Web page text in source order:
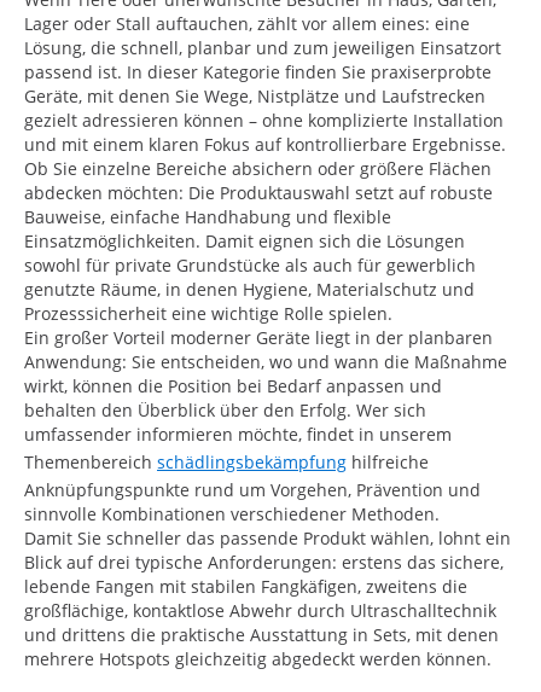
Lager oder Stall auftauchen, zählt vor allem eines: eine
Lösung, die schnell, planbar und zum jeweiligen Einsatzort
passend ist. In dieser Kategorie finden Sie praxiserprobte
Geräte, mit denen Sie Wege, Nistplätze und Laufstrecken
gezielt adressieren können – ohne komplizierte Installation
und mit einem klaren Fokus auf kontrollierbare Ergebnisse.
Ob Sie einzelne Bereiche absichern oder größere Flächen
abdecken möchten: Die Produktauswahl setzt auf robuste
Bauweise, einfache Handhabung und flexible
Einsatzmöglichkeiten. Damit eignen sich die Lösungen
sowohl für private Grundstücke als auch für gewerblich
genutzte Räume, in denen Hygiene, Materialschutz und
Prozesssicherheit eine wichtige Rolle spielen.
Ein großer Vorteil moderner Geräte liegt in der planbaren
Anwendung: Sie entscheiden, wo und wann die Maßnahme
wirkt, können die Position bei Bedarf anpassen und
behalten den Überblick über den Erfolg. Wer sich
umfassender informieren möchte, findet in unserem
Themenbereich schädlingsbekämpfung hilfreiche
Anknüpfungspunkte rund um Vorgehen, Prävention und
sinnvolle Kombinationen verschiedener Methoden.
Damit Sie schneller das passende Produkt wählen, lohnt ein
Blick auf drei typische Anforderungen: erstens das sichere,
lebende Fangen mit stabilen Fangkäfigen, zweitens die
großflächige, kontaktlose Abwehr durch Ultraschalltechnik
und drittens die praktische Ausstattung in Sets, mit denen
mehrere Hotspots gleichzeitig abgedeckt werden können.